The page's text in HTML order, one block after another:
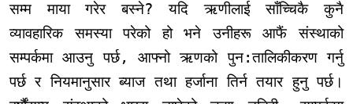
सम्म माया गरेर बस्ने? यदि ऋणीलाई साँच्चिकै कुनै
व्यावहारिक समस्या परेको हो भने उनीहरू आफैं संस्थाको
सम्पर्कमा आउनु पर्छ, आफ्नो ऋणको पुन:तालिकीकरण गर्नु
पर्छ र नियमानुसार ब्याज तथा हर्जाना तिर्न तयार हुनु पर्छ।